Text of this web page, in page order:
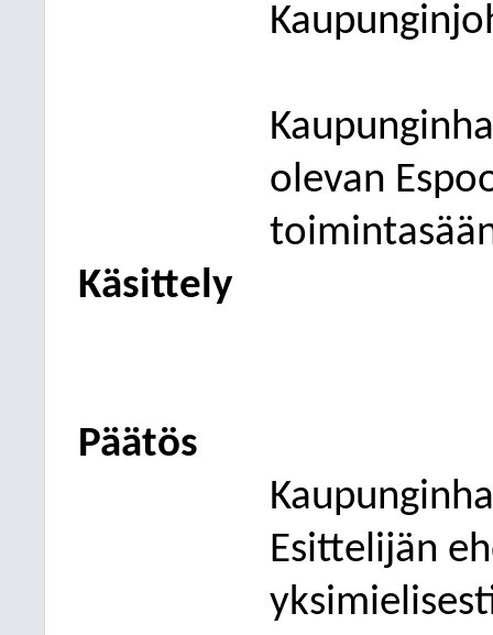
olevan
Käsittely
Päätös
Esittelijän